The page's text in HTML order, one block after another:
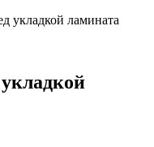
укладкой ламината